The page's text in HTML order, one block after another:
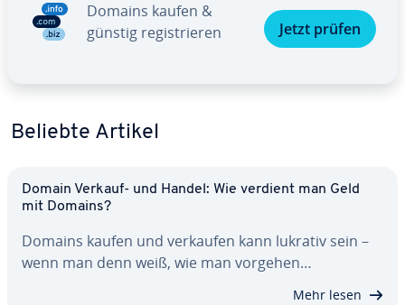
Domains kaufen &
günstig re­gis­trie­ren
Jetzt prüfen
Beliebte Artikel
Domain Verkauf- und Handel: Wie verdient man Geld
mit Domains?
Domains kaufen und verkaufen kann lukrativ sein –
wenn man denn weiß, wie man vorgehen…
Mehr lesen